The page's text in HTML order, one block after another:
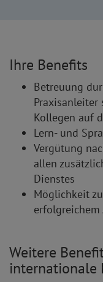
Ihre Benefits
Betreuung
Kollegen auf
Lern- und
Vergütung
allen
Dienstes
Möglichkeit
erfolgreichem
Weitere
internationale